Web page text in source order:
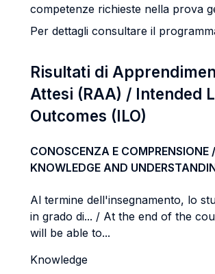
competenze richieste nella prova
Per dettagli consultare il
Risultati di
Attesi (RAA) / Intended
Outcomes (ILO)
CONOSCENZA E COMPRENSIONE /
KNOWLEDGE AND
Al termine dell'insegnamento, lo
in grado di... / At the end of the
will be able to...
Knowledge